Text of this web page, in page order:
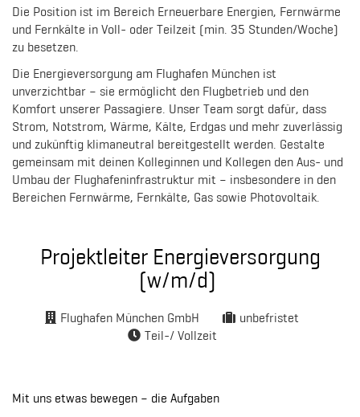
Die Position ist im Bereich Erneuerbare Energien, Fernwärme
und Fernkälte in Voll- oder Teilzeit (min. 35 Stunden/Woche)
zu besetzen.
Die Energieversorgung am Flughafen München ist
unverzichtbar – sie ermöglicht den Flugbetrieb und den
Komfort unserer Passagiere. Unser Team sorgt dafür, dass
Strom, Notstrom, Wärme, Kälte, Erdgas und mehr zuverlässig
und zukünftig klimaneutral bereitgestellt werden. Gestalte
gemeinsam mit deinen Kolleginnen und Kollegen den Aus- und
Umbau der Flughafeninfrastruktur mit – insbesondere in den
Bereichen Fernwärme, Fernkälte, Gas sowie Photovoltaik.
Projektleiter Energieversorgung
(w/m/d)
Flughafen München GmbH
unbefristet
Teil-/ Vollzeit
Mit uns etwas bewegen – die Aufgaben